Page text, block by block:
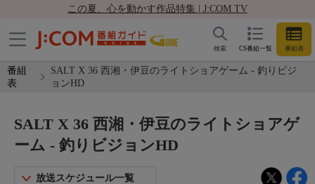
この夏、心を動かす作品特集 | J:COM TV
CS番組一覧 番組表
検索
番組
表
SALT X 36 西湘・伊豆のライトショアゲーム - 釣りビジ
ョンHD
SALT X 36 西湘・伊豆のライトショアゲ
ーム - 釣りビジョンHD
放送スケジュール一覧